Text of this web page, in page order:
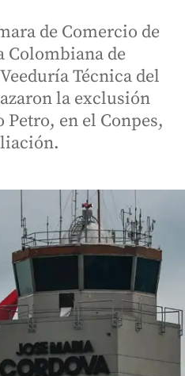
de Comercio de
Colombiana de
Técnica del
la exclusión
en el Conpes,